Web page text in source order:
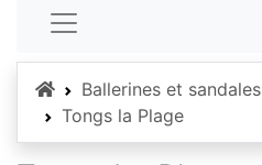
AccueilBallerines et sandales
Tongs la Plage